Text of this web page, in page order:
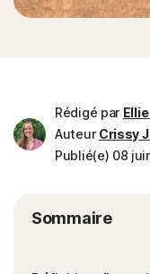
Rédigé par
Auteur Crissy
Publié(e) 08
Sommaire